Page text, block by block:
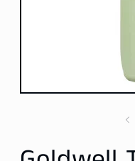
Media